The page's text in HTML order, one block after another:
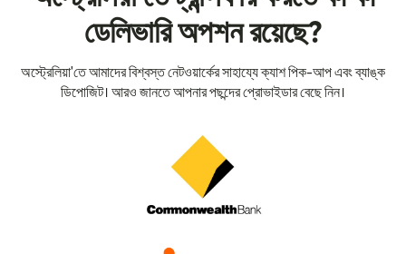
ডেলিভারি অপশন রয়েছে?
অস্ট্রেলিয়া'তে আমাদের বিশ্বস্ত নেটওয়ার্কের সাহায্যে ক্যাশ পিক-আপ এবং ব্যাঙ্ক
ডিপোজিট। আরও জানতে আপনার পছন্দের প্রোভাইডার বেছে নিন।